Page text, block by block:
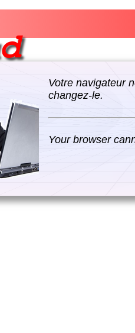
Votre navigateur
changez-le.
Your browser